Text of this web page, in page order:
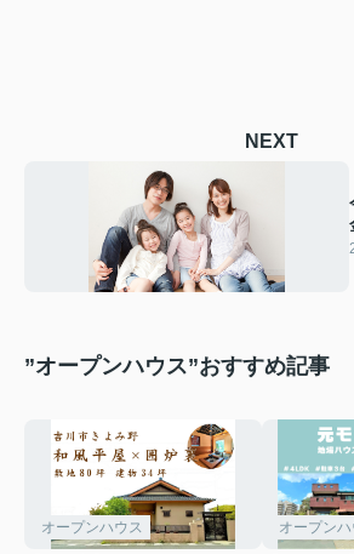
NEXT
”オープンハウス”おすすめ記事
オープンハウス オープンハ